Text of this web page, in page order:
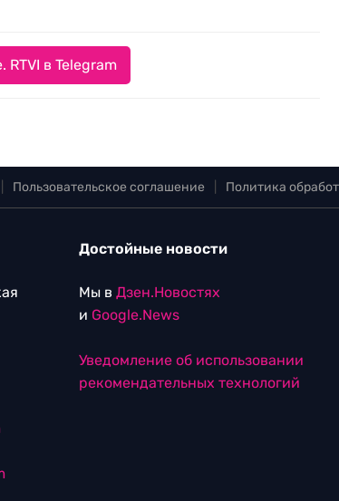
в Telegram
Пользовательское соглашение Политика
Достойные новости
Мы в Дзен.Новостях
и Google.News
Уведомление об использовании
рекомендательных технологий